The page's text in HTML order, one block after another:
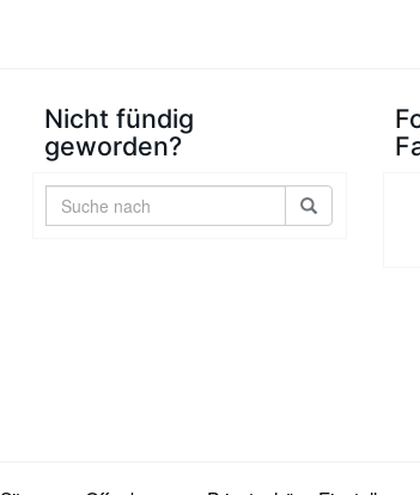
Nicht fündig
geworden?